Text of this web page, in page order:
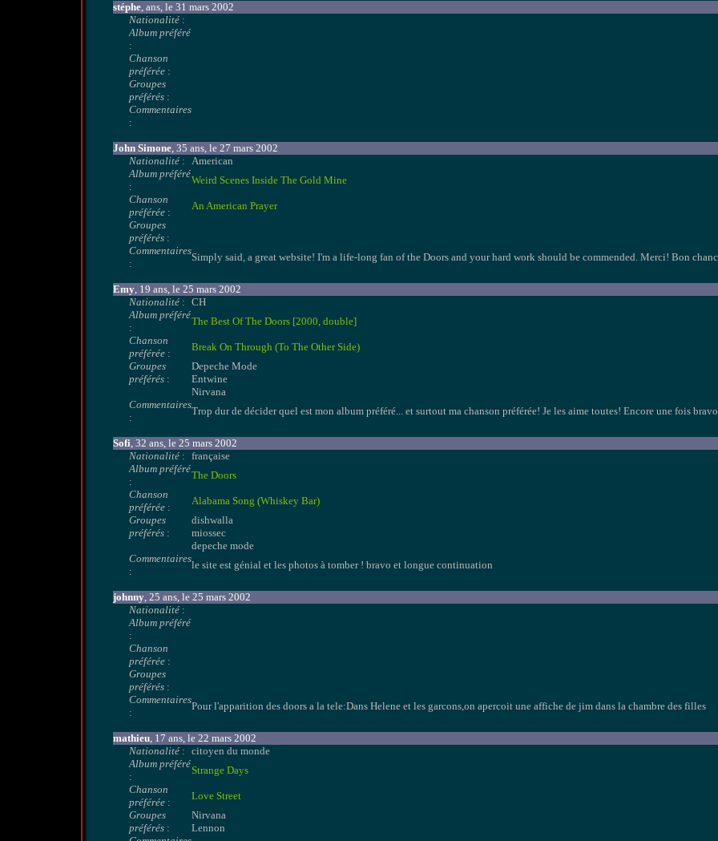
stéphe, ans, le 31 mars 2002
Nationalité :
Album préféré
:
Chanson
préférée :
Groupes
préférés :
Commentaires
:
John Simone, 35 ans, le 27 mars 2002
Nationalité : American
Album préféré
:
Weird Scenes Inside The Gold Mine
Chanson
préférée :
An American Prayer
Groupes
préférés :
Commentaires
:
Simply said, a great website! I'm a life-long fan of the Doors and your hard work should be commended. Merci! Bon
Emy, 19 ans, le 25 mars 2002
Nationalité : CH
Album préféré
:
The Best Of The Doors [2000, double]
Chanson
préférée :
Break On Through (To The Other Side)
Groupes
préférés :
Depeche Mode
Entwine
Nirvana
Commentaires
:
Trop dur de décider quel est mon album préféré... et surtout ma chanson préférée! Je les aime toutes! Encore une fois
Sofi, 32 ans, le 25 mars 2002
Nationalité : française
Album préféré
:
The Doors
Chanson
préférée :
Alabama Song (Whiskey Bar)
Groupes
préférés :
dishwalla
miossec
depeche mode
Commentaires
:
le site est génial et les photos à tomber ! bravo et longue continuation
johnny, 25 ans, le 25 mars 2002
Nationalité :
Album préféré
:
Chanson
préférée :
Groupes
préférés :
Commentaires
:
Pour l'apparition des doors a la tele:Dans Helene et les garcons,on apercoit une affiche de jim dans la chambre des filles
mathieu, 17 ans, le 22 mars 2002
Nationalité : citoyen du monde
Album préféré
:
Strange Days
Chanson
préférée :
Love Street
Groupes
préférés :
Nirvana
Lennon